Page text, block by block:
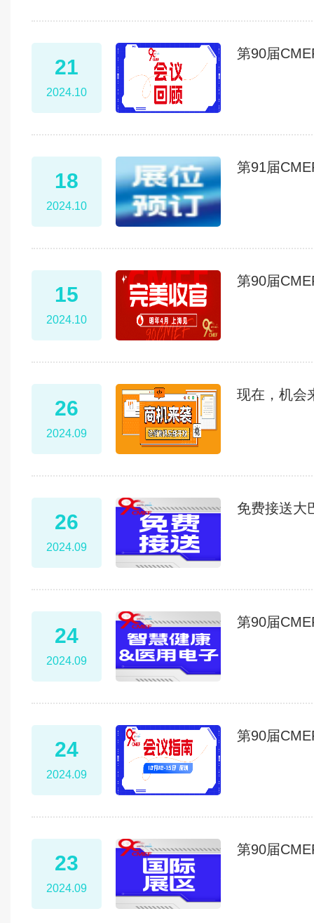
21
2024.10
第90届
18
2024.10
第91届
15
2024.10
第90届
26
2024.09
现在，机会
26
2024.09
免费接送大
24
2024.09
第90届
24
2024.09
第90届
23
2024.09
第90届